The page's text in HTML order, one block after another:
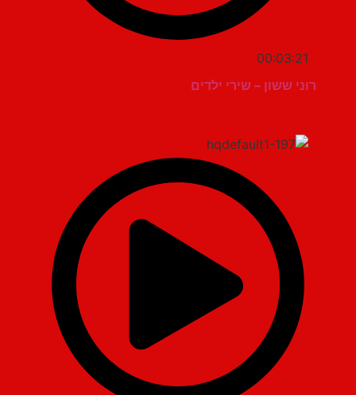
00:03:21
רוני ששון – שירי ילדים